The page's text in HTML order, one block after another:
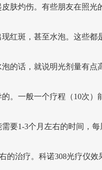
肤灼伤。有些朋友在照光
红斑，甚至水泡。这些都
的话，就说明光剂量有点
。一般一个疗程（10次）
要1-3个月左右的时间，每
的治疗。科诺308光疗仪效